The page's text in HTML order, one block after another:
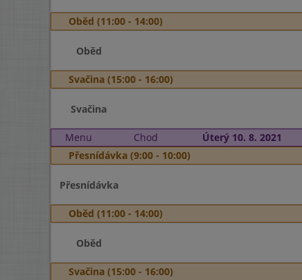
Oběd (11:00 - 14:00)
Oběd
Svačina (15:00 - 16:00)
Svačina
Menu Chod
Úterý 10. 8. 2021
Přesnídávka (9:00 - 10:00)
Přesnídávka
Oběd (11:00 - 14:00)
Oběd
Svačina (15:00 - 16:00)